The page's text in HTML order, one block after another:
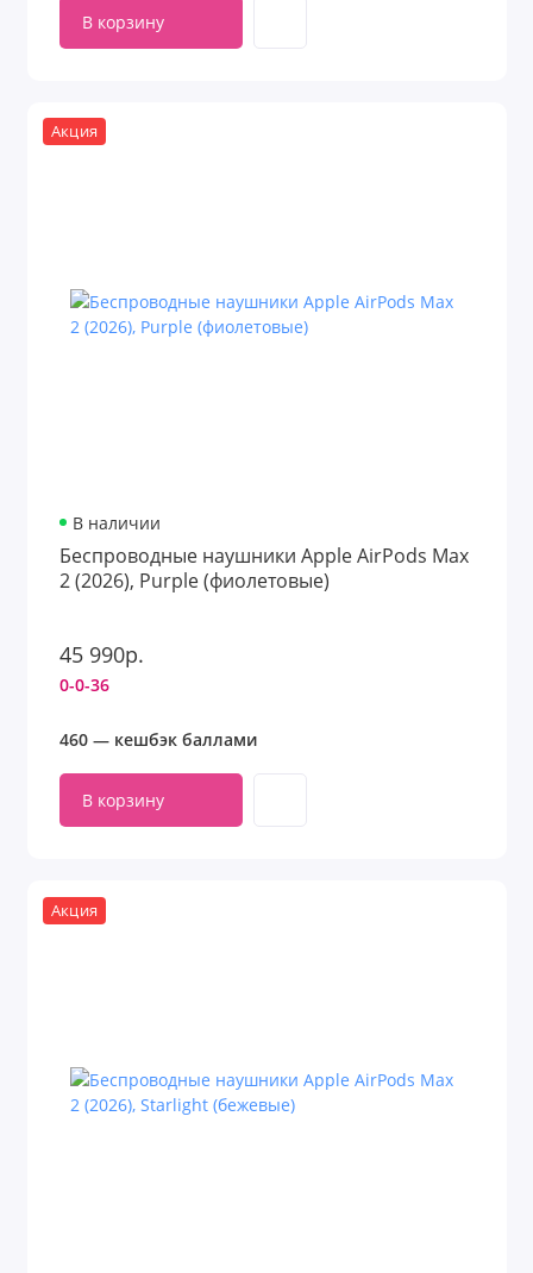
В корзину
Акция
В наличии
Беспроводные наушники Apple AirPods Max
2 (2026), Purple (фиолетовые)
45 990р.
0-0-36
460 — кешбэк баллами
В корзину
Акция